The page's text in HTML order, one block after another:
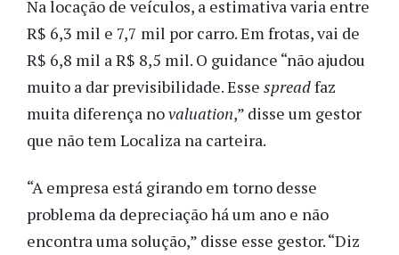
Na locação de veículos, a estimativa varia entre
R$ 6,3 mil e 7,7 mil por carro. Em frotas, vai de
R$ 6,8 mil a R$ 8,5 mil. O guidance “não ajudou
muito a dar previsibilidade. Esse spreadfaz
muita diferença novaluation,” disse um gestor
que não tem Localiza na carteira.
“A empresa está girando em torno desse
problema da depreciação há um ano e não
encontra uma solução,” disse esse gestor. “Diz